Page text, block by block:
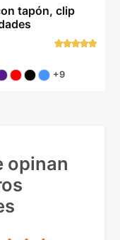
tapón, clip
+9
opinan